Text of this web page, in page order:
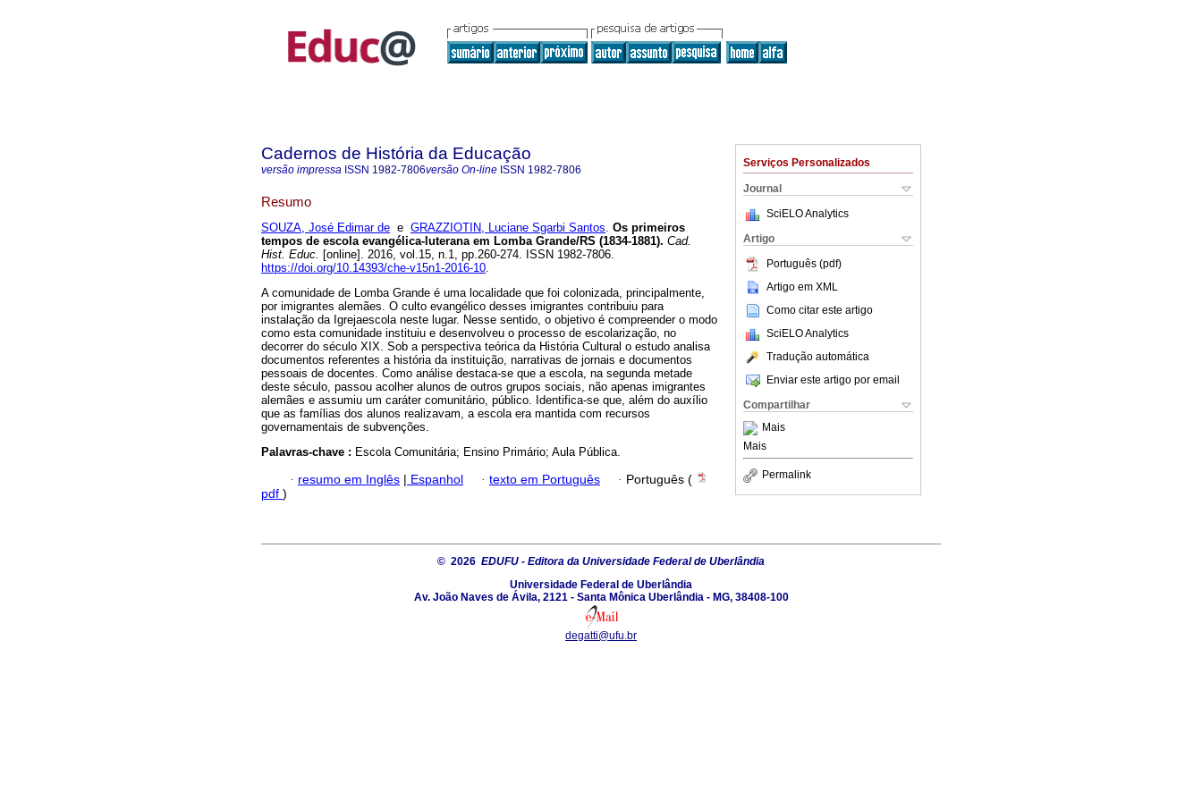
Serviços Personalizados
Journal
SciELO Analytics
Artigo
Português (pdf)
Artigo em XML
Como citar este artigo
SciELO Analytics
Tradução automática
Enviar este artigo por email
Compartilhar
Mais
Mais
Permalink
Cadernos de História da Educação
versão impressa ISSN 1982-7806versão On-line ISSN 1982-7806
Resumo
SOUZA, José Edimar de e GRAZZIOTIN, Luciane Sgarbi Santos. Os primeiros
tempos de escola evangélica-luterana em Lomba Grande/RS (1834-1881). Cad.
Hist. Educ. [online]. 2016, vol.15, n.1, pp.260-274. ISSN 1982-7806.
https://doi.org/10.14393/che-v15n1-2016-10.
A comunidade de Lomba Grande é uma localidade que foi colonizada, principalmente,
por imigrantes alemães. O culto evangélico desses imigrantes contribuiu para
instalação da Igrejaescola neste lugar. Nesse sentido, o objetivo é compreender o modo
como esta comunidade instituiu e desenvolveu o processo de escolarização, no
decorrer do século XIX. Sob a perspectiva teórica da História Cultural o estudo analisa
documentos referentes a história da instituição, narrativas de jornais e documentos
pessoais de docentes. Como análise destaca-se que a escola, na segunda metade
deste século, passou acolher alunos de outros grupos sociais, não apenas imigrantes
alemães e assumiu um caráter comunitário, público. Identifica-se que, além do auxílio
que as famílias dos alunos realizavam, a escola era mantida com recursos
governamentais de subvenções.
Palavras-chave : Escola Comunitária; Ensino Primário; Aula Pública.
· resumo em Inglês | Espanhol · texto em Português · Português (
pdf )
© 2026 EDUFU - Editora da Universidade Federal de Uberlândia
Universidade Federal de Uberlândia
Av. João Naves de Ávila, 2121 - Santa Mônica Uberlândia - MG, 38408-100
degatti@ufu.br